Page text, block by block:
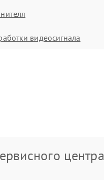
видеосигнала
центра